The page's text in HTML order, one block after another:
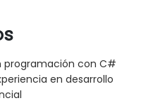
programación con C#
en desarrollo